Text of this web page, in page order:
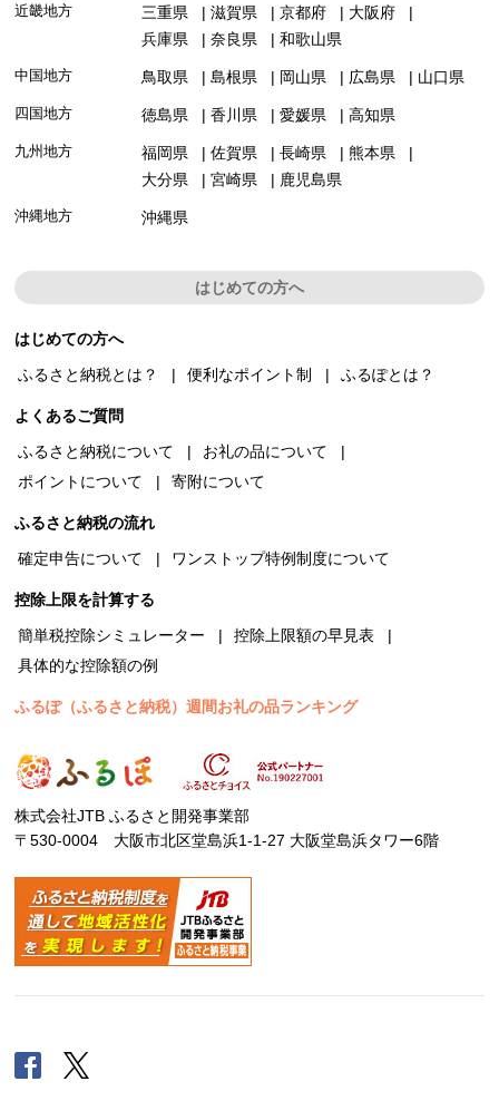
近畿地方 三重県 滋賀県 京都府
大阪府
兵庫県
奈良県 和歌山県
中国地方 鳥取県 島根県 岡山県 広島県 山口県
四国地方 徳島県 香川県 愛媛県 高知県
九州地方 福岡県 佐賀県 長崎県
熊本県
大分県
宮崎県 鹿児島県
沖縄地方 沖縄県
はじめての方へ
はじめての方へ
ふるさと納税とは？
便利なポイント制 ふるぽとは？
よくあるご質問
ふるさと納税について
お礼の品について
ポイントについて
寄附について
ふるさと納税の流れ
確定申告について
ワンストップ特例制度について
控除上限を計算する
簡単税控除シミュレーター
控除上限額の早見表
具体的な控除額の例
ふるぽ（ふるさと納税）週間お礼の品ランキング
株式会社JTB ふるさと開発事業部
〒530-0004 大阪市北区堂島浜1-1-27 大阪堂島浜タワー6階
Facebook